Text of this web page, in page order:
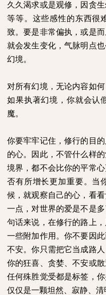
久久渴求或是观修，因贪
等等。这些感性的东西很
致。要是非常偏执，或是
就会发生变化，气脉明点
幻境。
对所有幻境，无论内容如
如果执著幻境，你就会认
魔。
你要牢牢记住，修行的目
的心。因此，不管什么样
境界，都不会比你的平常
否有所增长更加重要。当
候，就观察自己的心，看
一点，对世界的爱是不是
句话来说，在修行的路上
一些附加作用。你不要因
不安。你只需把它当成路
你的狂喜、贪婪、不安或
任何殊胜觉受都是标签，
仅仅是一颗坦然、寂静、清